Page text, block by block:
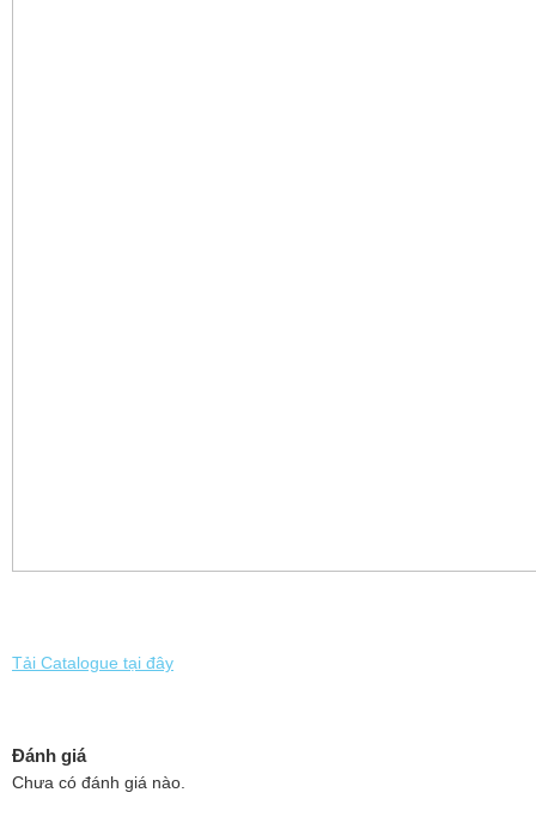
Tải Catalogue tại đây
Đánh giá
Chưa có đánh giá nào.